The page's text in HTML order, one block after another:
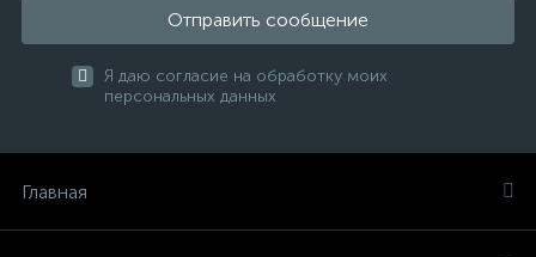
Отправить сообщение
Я даю согласие на обработку моих
персональных данных
Главная